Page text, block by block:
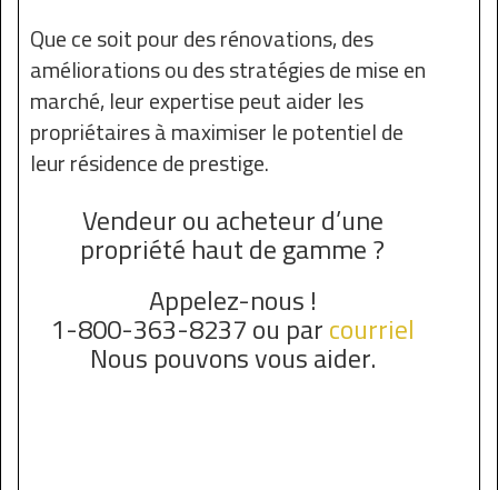
Que ce soit pour des rénovations, des
améliorations ou des stratégies de mise en
marché, leur expertise peut aider les
propriétaires à maximiser le potentiel de
leur résidence de prestige.
Vendeur ou acheteur d’une
propriété haut de gamme ?
Appelez-nous !
1-800-363-8237 ou parcourriel
Nous pouvons vous aider.